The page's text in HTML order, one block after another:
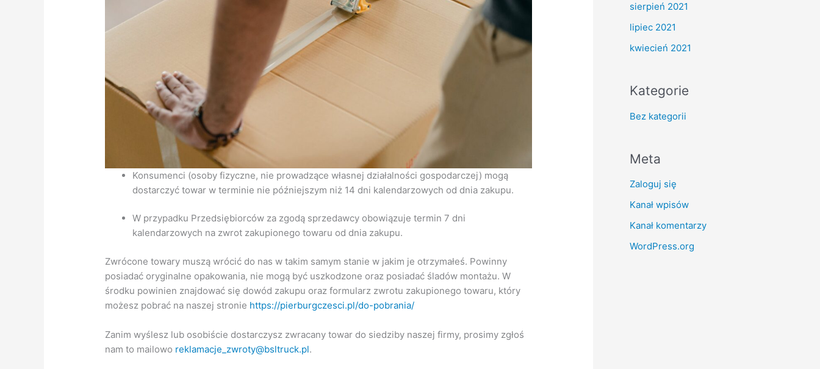
Konsumenci (osoby fizyczne, nie prowadzące własnej działalności gospodarczej) mogą
dostarczyć towar w terminie nie późniejszym niż 14 dni kalendarzowych od dnia zakupu.
W przypadku Przedsiębiorców za zgodą sprzedawcy obowiązuje termin 7 dni
kalendarzowych na zwrot zakupionego towaru od dnia zakupu.
Zwrócone towary muszą wrócić do nas w takim samym stanie w jakim je otrzymałeś. Powinny
posiadać oryginalne opakowania, nie mogą być uszkodzone oraz posiadać śladów montażu. W
środku powinien znajdować się dowód zakupu oraz formularz zwrotu zakupionego towaru, który
możesz pobrać na naszej stronie https://pierburgczesci.pl/do-pobrania/
Zanim wyślesz lub osobiście dostarczysz zwracany towar do siedziby naszej firmy, prosimy zgłoś
nam to mailowo reklamacje_zwroty@bsltruck.pl.
sierpień 2021
lipiec 2021
kwiecień 2021
Kategorie
Bez kategorii
Meta
Zaloguj się
Kanał wpisów
Kanał komentarzy
WordPress.org